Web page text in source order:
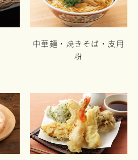
中華麺・焼きそば・皮用
粉